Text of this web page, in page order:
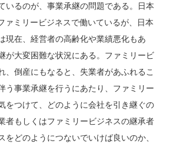
いるのが、事業承継の問題である。日本
ァミリービジネスで働いているが、日本
現在、経営者の高齢化や業績悪化もあ
が大変困難な状況にある。ファミリービ
、倒産にもなると、失業者があふれるこ
う事業承継を行うにあたり、ファミリー
をつけて、どのように会社を引き継ぐの
者もしくはファミリービジネスの継承者
をどのようにつないでいけば良いのか、